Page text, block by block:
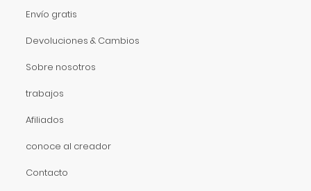
Envío gratis
Devoluciones & Cambios
Sobre nosotros
trabajos
Afiliados
conoce al creador
Contacto